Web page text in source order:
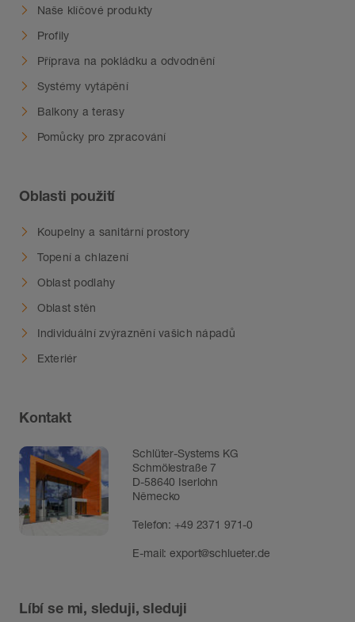
Naše klíčové produkty
Profily
Příprava na pokládku a odvodnění
Systémy vytápění
Balkony a terasy
Pomůcky pro zpracování
Oblasti použití
Koupelny a sanitární prostory
Topení a chlazení
Oblast podlahy
Oblast stěn
Individuální zvýraznění vašich nápadů
Exteriér
Kontakt
Schlüter-Systems KG
Schmölestraße 7
D-58640 Iserlohn
Německo
Telefon:+49 2371 971-0
E-mail:export@schlueter.de
Líbí se mi, sleduji, sleduji